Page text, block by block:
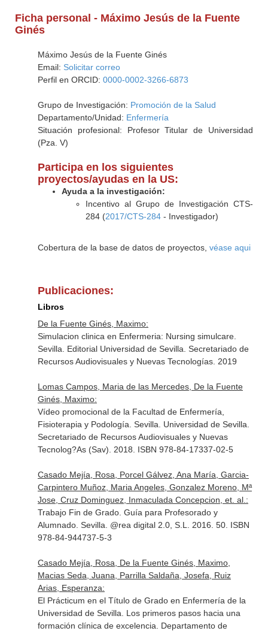
Ficha personal - Máximo Jesús de la Fuente
Ginés
Máximo Jesús de la Fuente Ginés
Email: Solicitar correo
Perfil en ORCID: 0000-0002-3266-6873
Grupo de Investigación: Promoción de la Salud
Departamento/Unidad: Enfermería
Situación profesional: Profesor Titular de Universidad
(Pza. V)
Participa en los siguientes
proyectos/ayudas en la US:
Ayuda a la investigación:
Incentivo al Grupo de Investigación CTS-
284 (2017/CTS-284- Investigador)
Cobertura de la base de datos de proyectos, véase aqui
Publicaciones:
Libros
De la Fuente Ginés, Maximo:
Simulacion clinica en Enfermeria: Nursing simulcare.
Sevilla. Editorial Universidad de Sevilla. Secretariado de
Recursos Audiovisuales y Nuevas Tecnologías. 2019
Lomas Campos, Maria de las Mercedes, De la Fuente
Ginés, Maximo:
Vídeo promocional de la Facultad de Enfermería,
Fisioterapia y Podología. Sevilla. Universidad de Sevilla.
Secretariado de Recursos Audiovisuales y Nuevas
Tecnolog?As (Sav). 2018. ISBN 978-84-17337-02-5
Casado Mejía, Rosa, Porcel Gálvez, Ana María, Garcia-
Carpintero Muñoz, Maria Angeles, Gonzalez Moreno, Mª
Jose, Cruz Dominguez, Inmaculada Concepcion, et. al.:
Trabajo Fin de Grado. Guía para Profesorado y
Alumnado. Sevilla. @rea digital 2.0, S.L. 2016. 50. ISBN
978-84-944737-5-3
Casado Mejía, Rosa, De la Fuente Ginés, Maximo,
Macias Seda, Juana, Parrilla Saldaña, Josefa, Ruiz
Arias, Esperanza:
El Prácticum en el Título de Grado en Enfermería de la
Universidad de Sevilla. Los primeros pasos hacia una
formación clínica de excelencia. Departamento de